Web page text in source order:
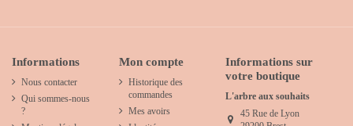
Informations
Nous contacter
Qui sommes-nous
?
Mon compte
Historique des
commandes
Mes avoirs
Informations sur
votre boutique
L'arbre aux souhaits
45 Rue de Lyon